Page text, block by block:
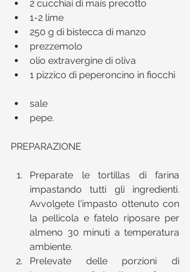
2 cucchiai di mais precotto
1-2 lime
250 g di bistecca di manzo
prezzemolo
olio extravergine di oliva
1 pizzico di peperoncino in fiocchi
sale
pepe.
PREPARAZIONE
Preparate le tortillas di farina
impastando tutti gli ingredienti.
Avvolgete l'impasto ottenuto con
la pellicola e fatelo riposare per
almeno 30 minuti a temperatura
ambiente.
Prelevate delle porzioni di